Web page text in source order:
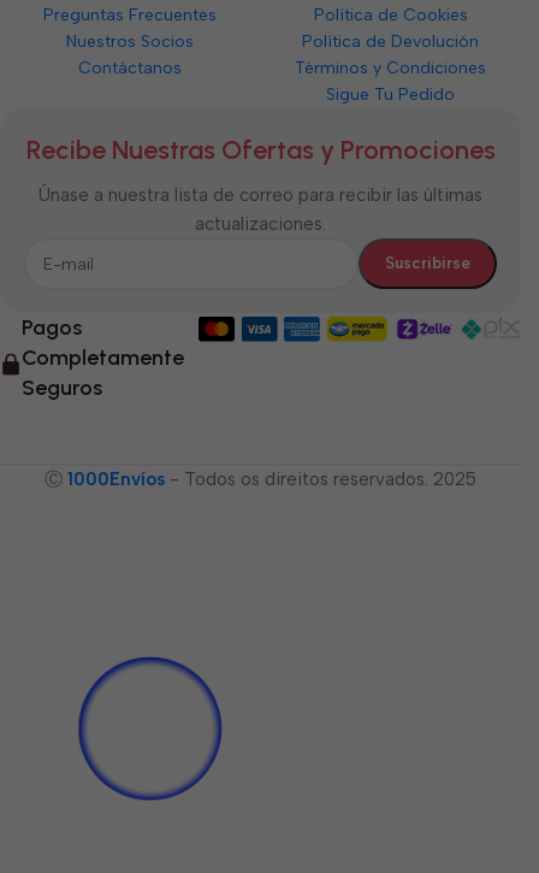
Preguntas Frecuentes
Nuestros Socios
Contáctanos
Política de Cookies
Política de Devolución
Términos y Condiciones
Sigue Tu Pedido
Recibe Nuestras Ofertas y Promociones
Únase a nuestra lista de correo para recibir las últimas
actualizaciones.
Pagos
Completamente
Seguros
Ⓒ 1000Envíos - Todos os direitos reservados. 2025